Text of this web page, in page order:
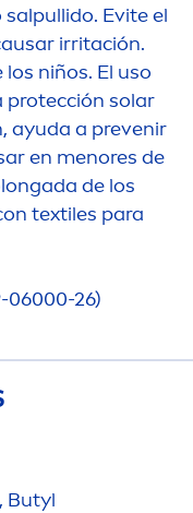
Evite el
irritación.
niños. El uso
protección solar
ayuda a prevenir
en menores de
de los
textiles para
06000-26)
Butyl